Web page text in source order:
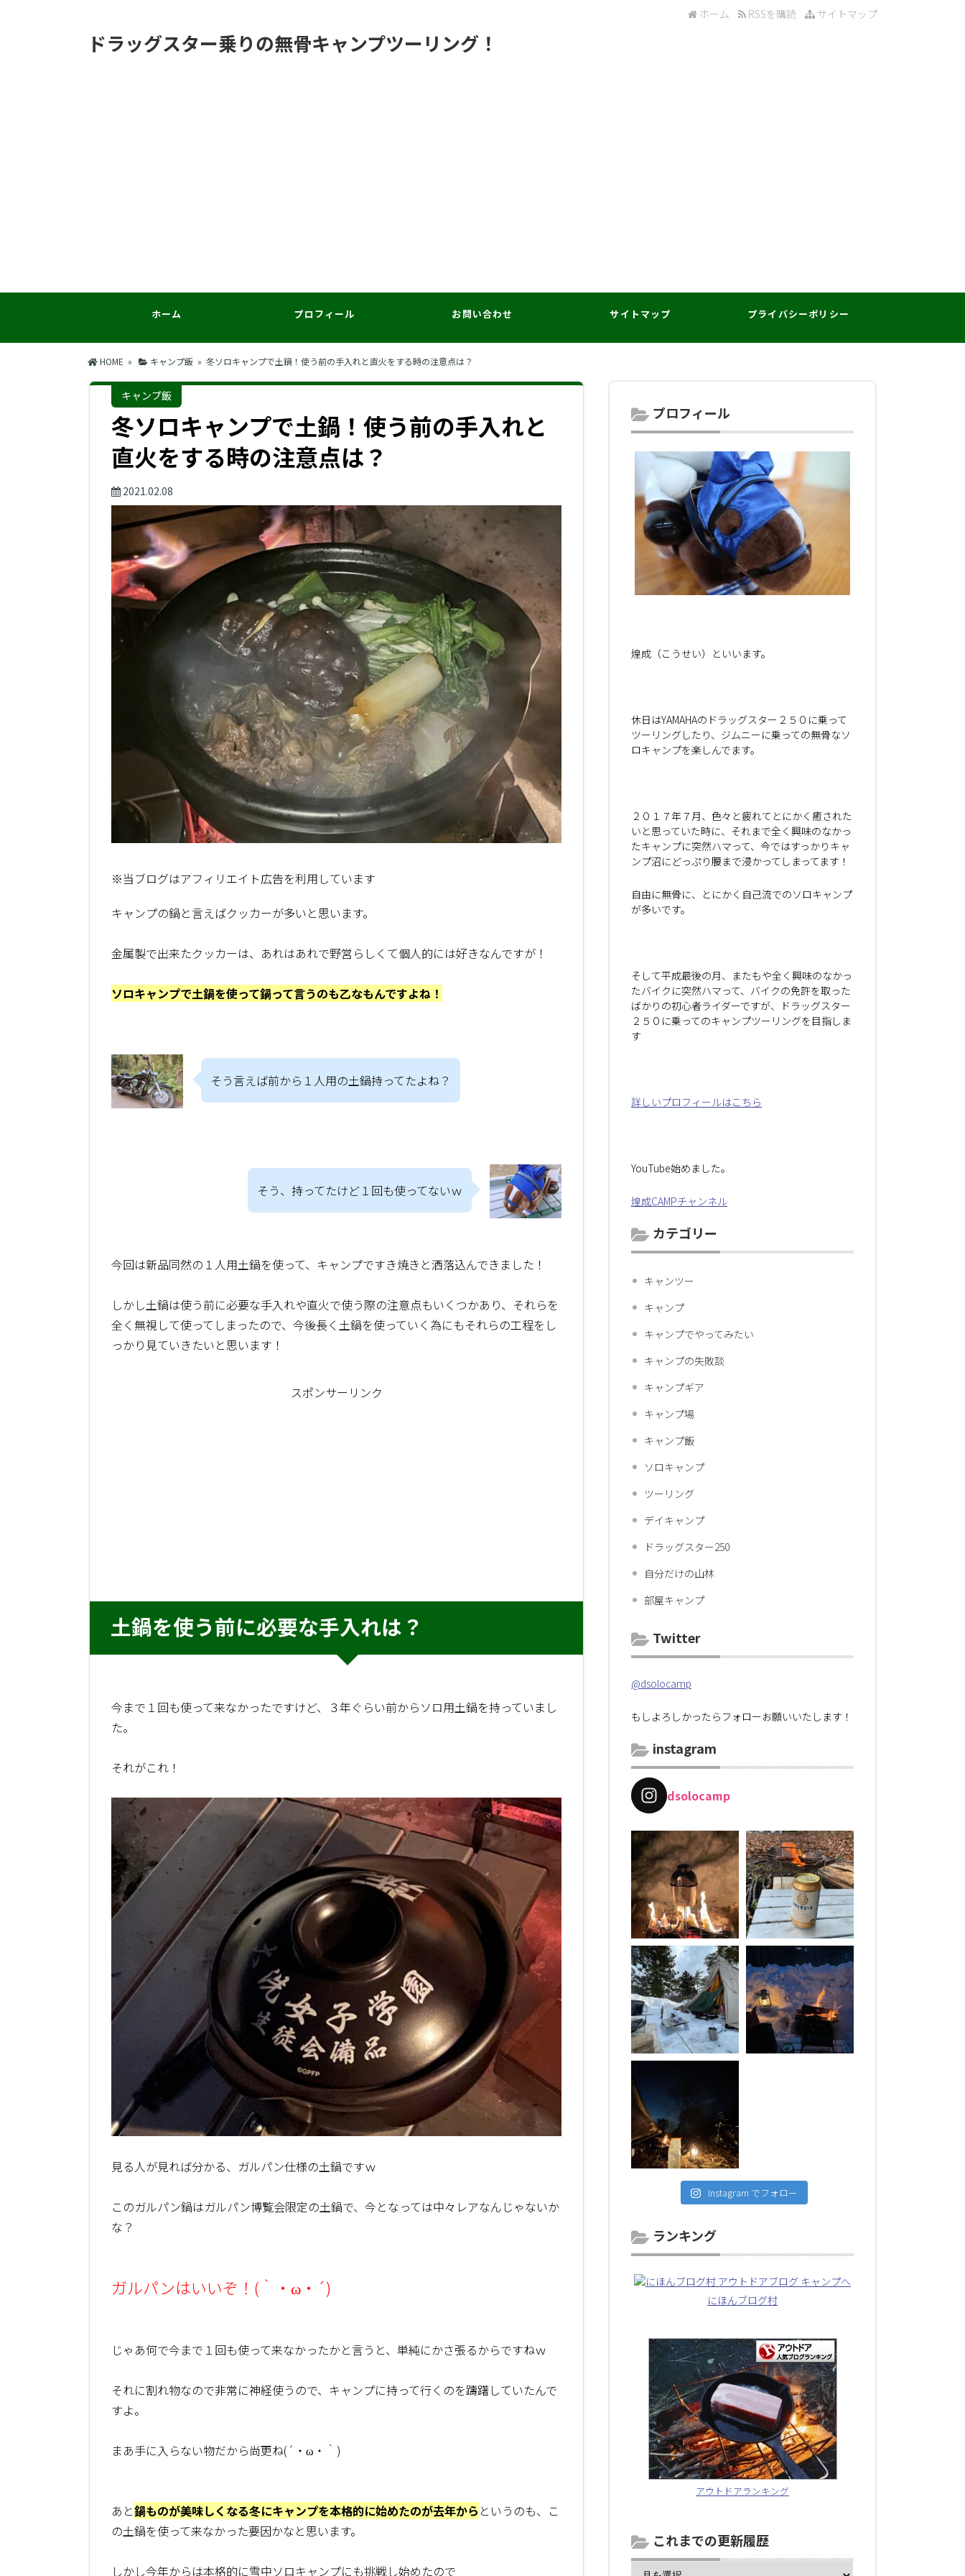
サイトマップ
RSSを購読
ホーム
ドラッグスター乗りの無骨キャンプツーリング！
ホーム プロフィール お問い合わせ サイトマップ プライバシーポリシー
HOME » キャンプ飯 » 冬ソロキャンプで土鍋！使う前の手入れと直火をする時の注意点は？
キャンプ飯
冬ソロキャンプで土鍋！使う前の手入れと
直火をする時の注意点は？
2021.02.08
※当ブログはアフィリエイト広告を利用しています
キャンプの鍋と言えばクッカーが多いと思います。
金属製で出来たクッカーは、あれはあれで野営らしくて個人的には好きなんですが！
ソロキャンプで土鍋を使って鍋って言うのも乙なもんですよね！
そう言えば前から１人用の土鍋持ってたよね？
そう、持ってたけど１回も使ってないｗ
今回は新品同然の１人用土鍋を使って、キャンプですき焼きと洒落込んできました！
しかし土鍋は使う前に必要な手入れや直火で使う際の注意点もいくつかあり、それらを
全く無視して使ってしまったので、今後長く土鍋を使っていく為にもそれらの工程をし
っかり見ていきたいと思います！
スポンサーリンク
土鍋を使う前に必要な手入れは？
今まで１回も使って来なかったですけど、３年ぐらい前からソロ用土鍋を持っていまし
た。
それがこれ！
見る人が見れば分かる、ガルパン仕様の土鍋ですｗ
このガルパン鍋はガルパン博覧会限定の土鍋で、今となっては中々レアなんじゃないか
な？
ガルパンはいいぞ！(｀・ω・´)
じゃあ何で今まで１回も使って来なかったかと言うと、単純にかさ張るからですねｗ
それに割れ物なので非常に神経使うので、キャンプに持って行くのを躊躇していたんで
すよ。
まあ手に入らない物だから尚更ね(´・ω・｀)
あと鍋ものが美味しくなる冬にキャンプを本格的に始めたのが去年から というのも、こ
の土鍋を使って来なかった要因かなと思います。
しかし今年からは本格的に雪中ソロキャンプにも挑戦し始めたので
プロフィール
煌成（こうせい）といいます。
休日はYAMAHAのドラッグスター２５０に乗って
ツーリングしたり、ジムニーに乗っての無骨なソ
ロキャンプを楽しんでます。
２０１７年７月、色々と疲れてとにかく癒された
いと思っていた時に、それまで全く興味のなかっ
たキャンプに突然ハマって、今ではすっかりキャ
ンプ沼にどっぷり腰まで浸かってしまってます！
自由に無骨に、とにかく自己流でのソロキャンプ
が多いです。
そして平成最後の月、またもや全く興味のなかっ
たバイクに突然ハマって、バイクの免許を取った
ばかりの初心者ライダーですが、ドラッグスター
２５０に乗ってのキャンプツーリングを目指しま
す
詳しいプロフィールはこちら
YouTube始めました。
煌成CAMPチャンネル
カテゴリー
キャンツー
キャンプ
キャンプでやってみたい
キャンプの失敗談
キャンプギア
キャンプ場
キャンプ飯
ソロキャンプ
ツーリング
デイキャンプ
ドラッグスター250
自分だけの山林
部屋キャンプ
Twitter
@dsolocamp
もしよろしかったらフォローお願いいたします！
instagram
dsolocamp
Instagram でフォロー
ランキング
にほんブログ村
アウトドアランキング
これまでの更新履歴